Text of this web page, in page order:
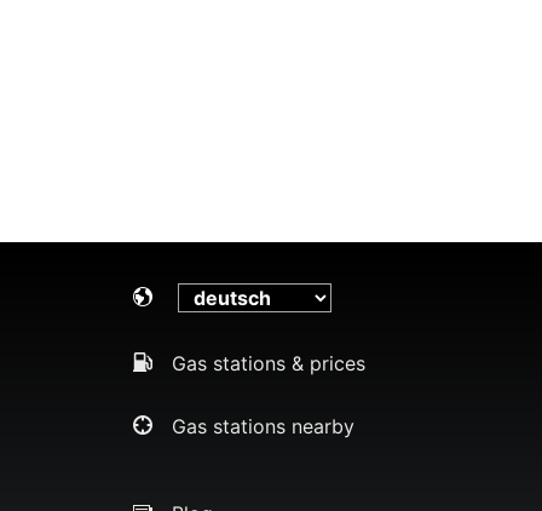
Gas stations & prices
Gas stations nearby